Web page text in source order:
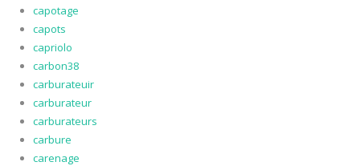
capotage
capots
capriolo
carbon38
carburateuir
carburateur
carburateurs
carbure
carenage